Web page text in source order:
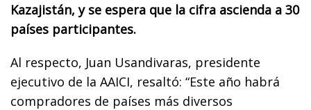
Kazajistán, y se espera que la cifra ascienda a 30
países participantes.
Al respecto, Juan Usandivaras, presidente
ejecutivo de la AAICI, resaltó: “Este año habrá
compradores de países más diversos